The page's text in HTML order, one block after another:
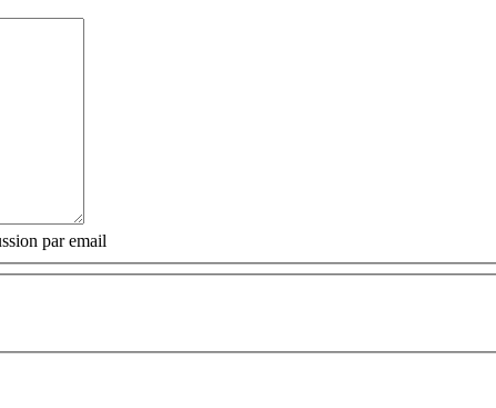
par email